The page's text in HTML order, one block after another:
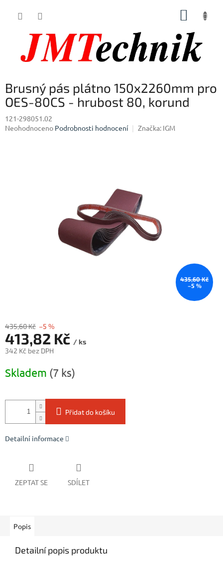
Brusný pás plátno 150x2260mm pro
OES-80CS - hrubost 80, korund
121-298051.02
Průměrné
Neohodnoceno Podrobnosti hodnocení Značka: IGM
435,60 Kč
–5 %
435,60 Kč –5 %
413,82 Kč / ks
342 Kč bez DPH
cena:
Skladem (7 ks)
Přidat do košíku
Detailní informace
ZEPTAT SE SDÍLET
Popis
Detailní popis produktu